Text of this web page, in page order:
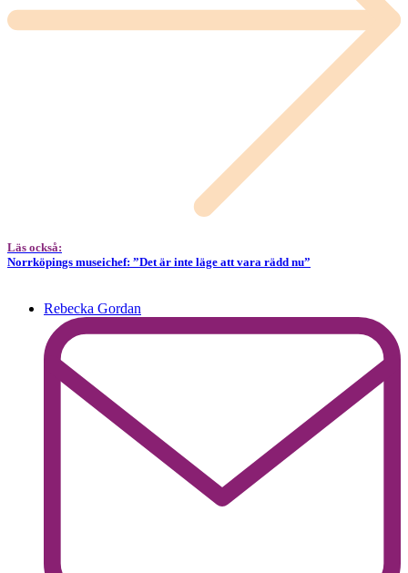
Läs också:
Norrköpings museichef: ”Det är inte läge att vara rädd nu”
Rebecka Gordan